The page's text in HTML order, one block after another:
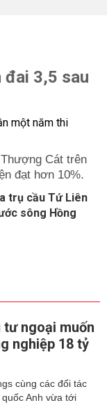
đai 3,5 sau
Cát trên
đạt hơn 10%.
trụ cầu Tứ Liên
sông Hồng
ngoại muốn
nghiệp 18 tỷ
cùng các đối tác
Anh vừa tới